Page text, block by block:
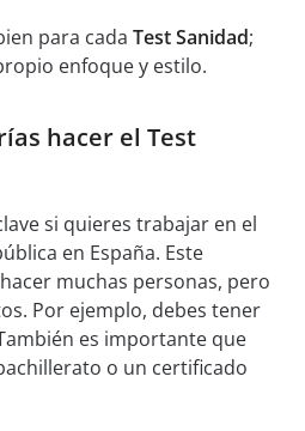
para cada Test Sanidad;
enfoque y estilo.
hacer el Test
si quieres trabajar en el
en España. Este
muchas personas, pero
Por ejemplo, debes tener
es importante que
o un certificado